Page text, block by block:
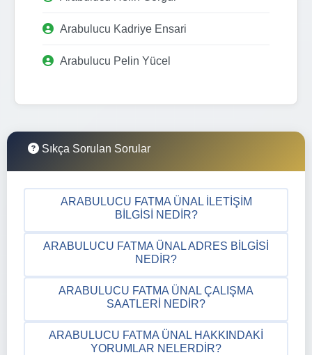
Arabulucu Kadriye Ensari
Arabulucu Pelin Yücel
Sıkça Sorulan Sorular
ARABULUCU FATMA ÜNAL İLETIŞIM
BILGISI NEDIR?
ARABULUCU FATMA ÜNAL ADRES BILGISI
NEDIR?
ARABULUCU FATMA ÜNAL ÇALIŞMA
SAATLERI NEDIR?
ARABULUCU FATMA ÜNAL HAKKINDAKI
YORUMLAR NELERDIR?